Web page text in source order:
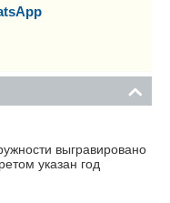
выгравировано
указан год